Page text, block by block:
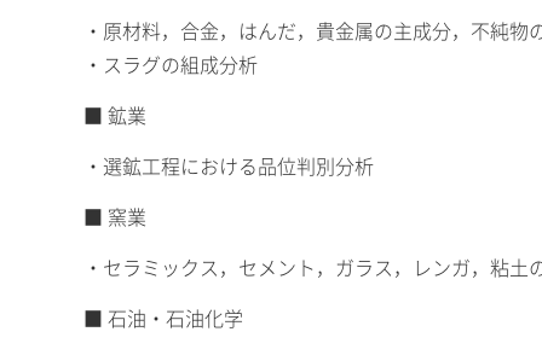
・原材料，合金，はんだ，貴金属の主成分，不純物
・スラグの組成分析
■ 鉱業
・選鉱工程における品位判別分析
■ 窯業
・セラミックス，セメント，ガラス，レンガ，粘土
■ 石油・石油化学